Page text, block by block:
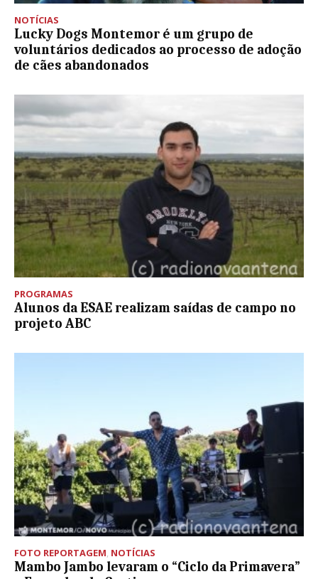
NOTÍCIAS
Lucky Dogs Montemor é um grupo de
voluntários dedicados ao processo de adoção
de cães abandonados
PROGRAMAS
Alunos da ESAE realizam saídas de campo no
projeto ABC
FOTO REPORTAGEM NOTÍCIAS
Mambo Jambo levaram o “Ciclo da Primavera”